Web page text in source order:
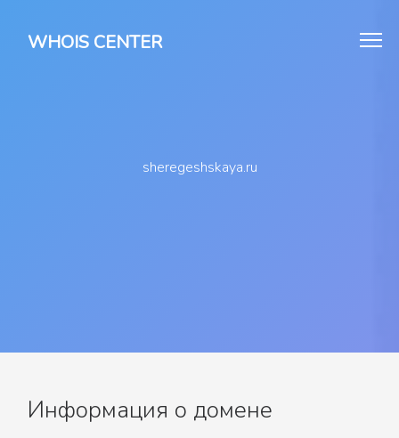
WHOIS CENTER
sheregeshskaya.ru
Информация о домене